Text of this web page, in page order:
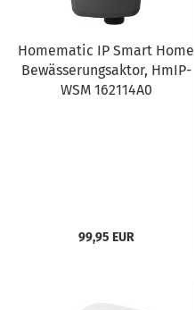
Homematic IP Smart Home
Bewässerungsaktor, HmIP-
WSM 162114A0
99,95 EUR